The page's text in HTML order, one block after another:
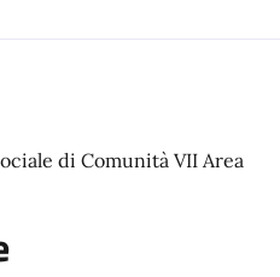
di Comunità VII Area